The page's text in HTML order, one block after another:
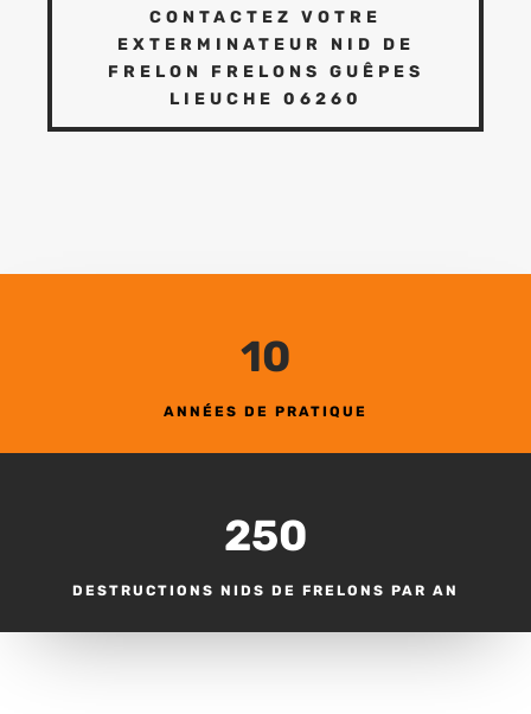
CONTACTEZ VOTRE
EXTERMINATEUR NID DE
FRELON FRELONS GUÊPES
LIEUCHE 06260
10
ANNÉES DE PRATIQUE
250
DESTRUCTIONS NIDS DE FRELONS PAR AN